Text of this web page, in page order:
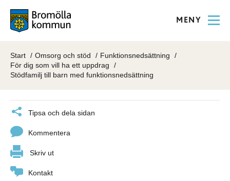
MENY
Start Omsorg och stöd
Funktionsnedsättning
För dig som vill ha ett uppdrag
Stödfamilj till barn med funktionsnedsättning
Tipsa och dela sidan
Kommentera
Skriv ut
Kontakt